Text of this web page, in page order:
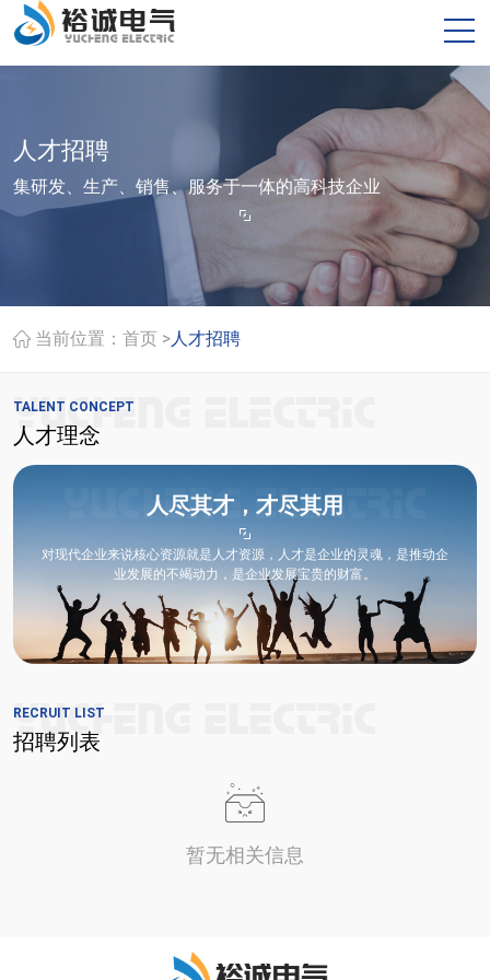
人才招聘
集研发、生产、销售、服务于一体的高科技企业
当前位置： 首页 >人才招聘
TALENT CONCEPT
人才理念
人尽其才，才尽其用
对现代企业来说核心资源就是人才资源，人才是企业的灵魂，是推动企
业发展的不竭动力，是企业发展宝贵的财富。
RECRUIT LIST
招聘列表
暂无相关信息